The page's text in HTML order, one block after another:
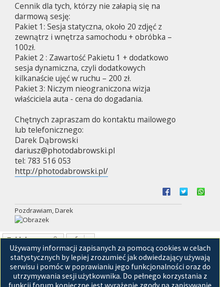
Cennik dla tych, którzy nie załapią się na
darmową sesję:
Pakiet 1: Sesja statyczna, około 20 zdjęć z
zewnątrz i wnętrza samochodu + obróbka –
100zł.
Pakiet 2 : Zawartość Pakietu 1 + dodatkowo
sesja dynamiczna, czyli dodatkowych
kilkanaście ujęć w ruchu – 200 zł.
Pakiet 3: Niczym nieograniczona wizja
właściciela auta - cena do dogadania.
Chętnych zapraszam do kontaktu mailowego
lub telefonicznego:
Darek Dąbrowski
dariusz@photodabrowski.pl
tel: 783 516 053
http://photodabrowski.pl/
Pozdrawiam, Darek
Zablokowany
Posty: 1 • Strona 1z1
Przejdź do
Używamy informacji zapisanych za pomocą cookies w celach
statystycznych by lepiej zrozumieć jak odwiedzający używają
serwisu i pomóc w poprawianiu jego funkcjonalności oraz do
utrzymywania sesji użytkownika. Do pełnego korzystania z